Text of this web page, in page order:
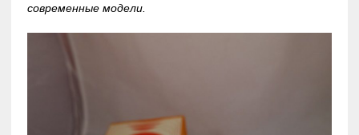
современные модели.